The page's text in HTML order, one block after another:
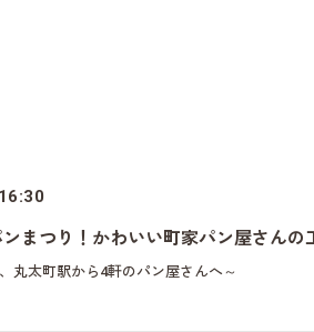
ンまつり！かわいい町家パン屋さんの
丸太町駅から4軒のパン屋さんへ～